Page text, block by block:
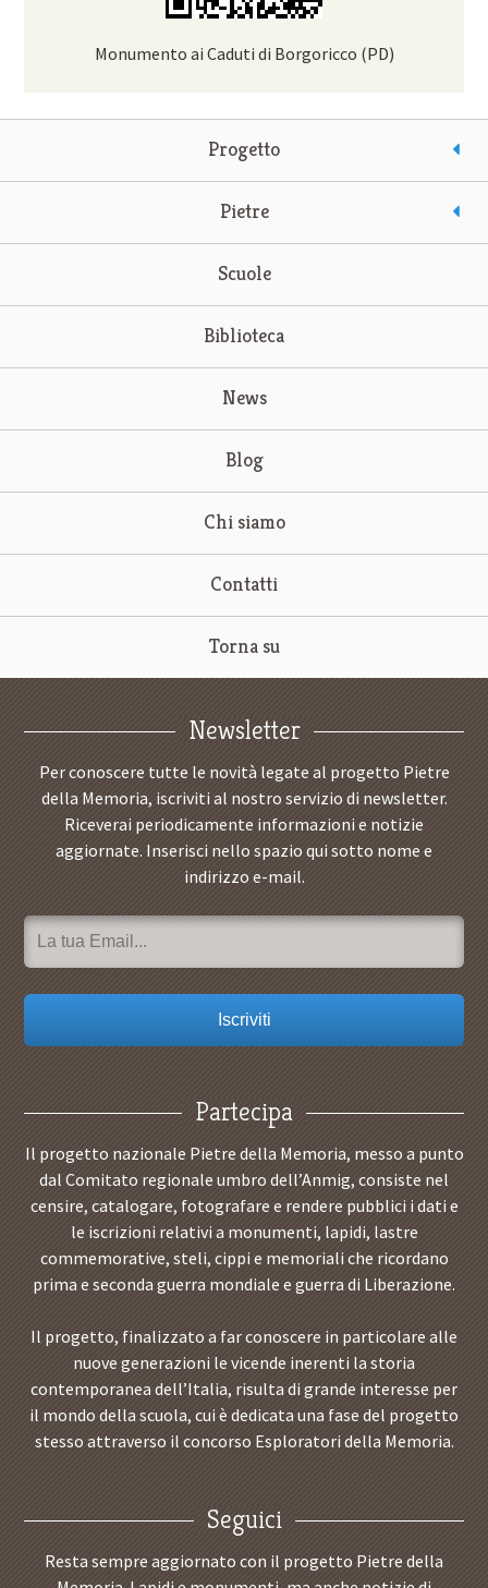
Monumento ai Caduti di Borgoricco (PD)
Progetto
Pietre
Scuole
Biblioteca
News
Blog
Chi siamo
Contatti
Torna su
Newsletter
Per conoscere tutte le novità legate al progetto Pietre
della Memoria, iscriviti al nostro servizio di newsletter.
Riceverai periodicamente informazioni e notizie
aggiornate. Inserisci nello spazio qui sotto nome e
indirizzo e-mail.
Partecipa
Il progetto nazionale Pietre della Memoria, messo a punto
dal Comitato regionale umbro dell’Anmig, consiste nel
censire, catalogare, fotografare e rendere pubblici i dati e
le iscrizioni relativi a monumenti, lapidi, lastre
commemorative, steli, cippi e memoriali che ricordano
prima e seconda guerra mondiale e guerra di Liberazione.
Il progetto, finalizzato a far conoscere in particolare alle
nuove generazioni le vicende inerenti la storia
contemporanea dell’Italia, risulta di grande interesse per
il mondo della scuola, cui è dedicata una fase del progetto
stesso attraverso il concorso Esploratori della Memoria.
Seguici
Resta sempre aggiornato con il progetto Pietre della